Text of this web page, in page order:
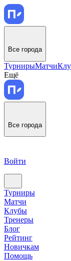
Все города
ТурнирыМатчи
Ещё
Все города
Войти
Турниры
Матчи
Клубы
Тренеры
Блог
Рейтинг
Новичкам
Помощь